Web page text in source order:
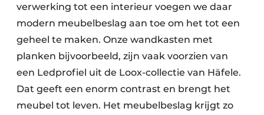
verwerking tot een interieur voegen we daar
modern meubelbeslag aan toe om het tot een
geheel te maken. Onze wandkasten met
planken bijvoorbeeld, zijn vaak voorzien van
een Ledprofiel uit de Loox-collectie van Häfele.
Dat geeft een enorm contrast en brengt het
meubel tot leven. Het meubelbeslag krijgt zo